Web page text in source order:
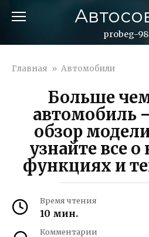
probeg-
Главная » Автомобили
Больше
автомобиль
обзор
узнайте все
функциях и
Время чтения
10 мин.
Комментарии